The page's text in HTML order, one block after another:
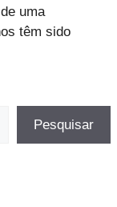
uma
têm sido
Pesquisar